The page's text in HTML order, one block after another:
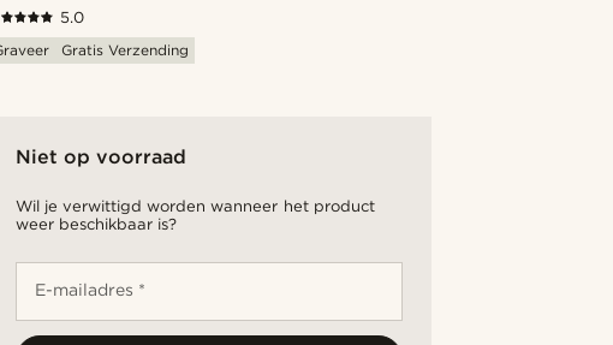
5.0
Gratis Verzending
Niet op voorraad
Wil je verwittigd worden wanneer het product
weer beschikbaar is?
E-mailadres *